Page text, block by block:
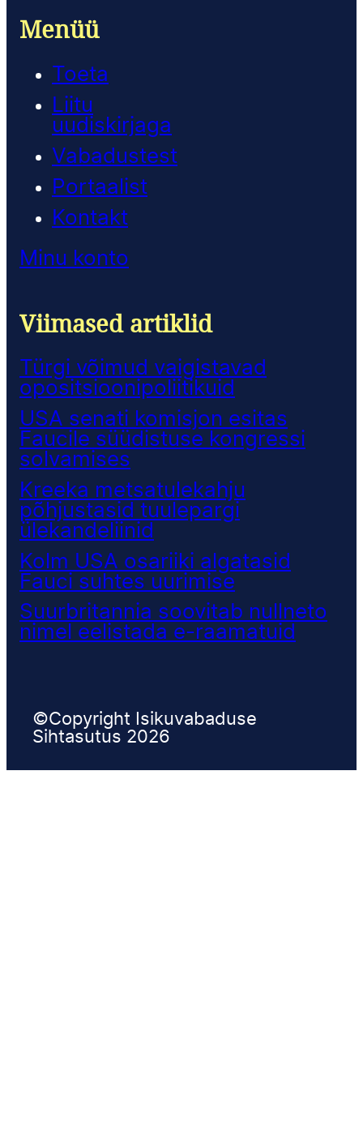
Menüü
Toeta
Liitu
uudiskirjaga
Vabadustest
Portaalist
Kontakt
Minu konto
Viimased artiklid
Türgi võimud vaigistavad
opositsioonipoliitikuid
USA senati komisjon esitas
Faucile süüdistuse kongressi
solvamises
Kreeka metsatulekahju
põhjustasid tuulepargi
ülekandeliinid
Kolm USA osariiki algatasid
Fauci suhtes uurimise
Suurbritannia soovitab nullneto
nimel eelistada e-raamatuid
©Copyright Isikuvabaduse
Sihtasutus 2026